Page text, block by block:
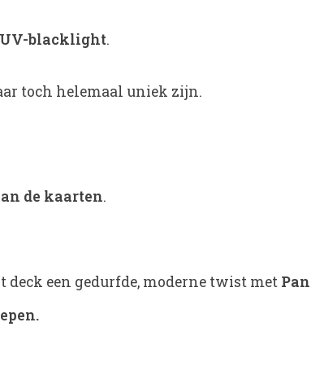
blacklight.
toch helemaal uniek zijn.
de kaarten.
een gedurfde, moderne twist met